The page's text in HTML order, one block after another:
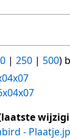
| 250 | 500)
laatste
-